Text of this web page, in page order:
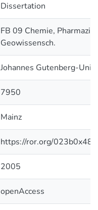
Dissertation
FB 09 Chemie, Pharmazie
Geowissensch.
Johannes Gutenberg-
7950
Mainz
https://ror.org/023b0x485
2005
openAccess